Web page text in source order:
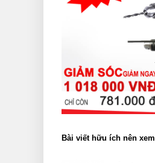
Bài viết hữu ích nên xem